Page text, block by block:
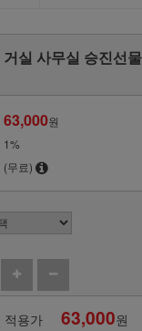
실 사무실 승진선물
63,000원
1%
(무료)
적용가 63,000원